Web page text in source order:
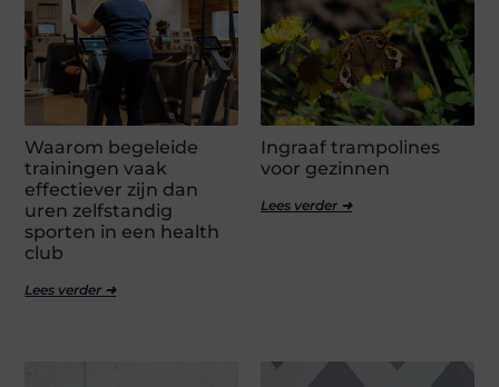
Waarom begeleide
trainingen vaak
effectiever zijn dan
uren zelfstandig
sporten in een health
club
Lees verder ➜
Ingraaf trampolines
voor gezinnen
Lees verder ➜